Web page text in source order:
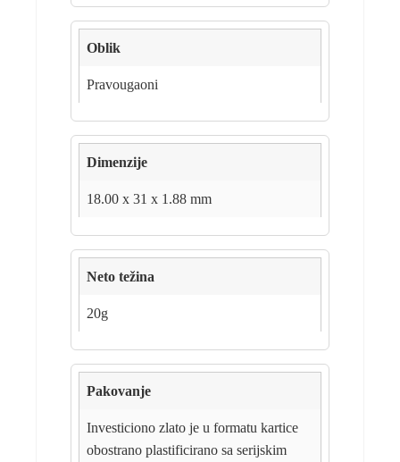
Oblik
Pravougaoni
Dimenzije
18.00 x 31 x 1.88 mm
Neto težina
20g
Pakovanje
Investiciono zlato je u formatu kartice
obostrano plastificirano sa serijskim